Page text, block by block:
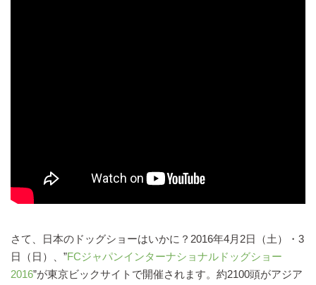
さて、日本のドッグショーはいかに？2016年4月2日（土）・3
日（日）、”FCジャパンインターナショナルドッグショー
2016”が東京ビックサイトで開催されます。約2100頭がアジア